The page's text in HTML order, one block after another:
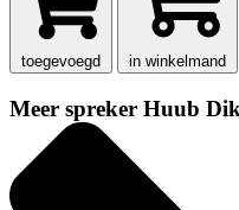
toegevoegd in winkelmand
Meer spreker Huub